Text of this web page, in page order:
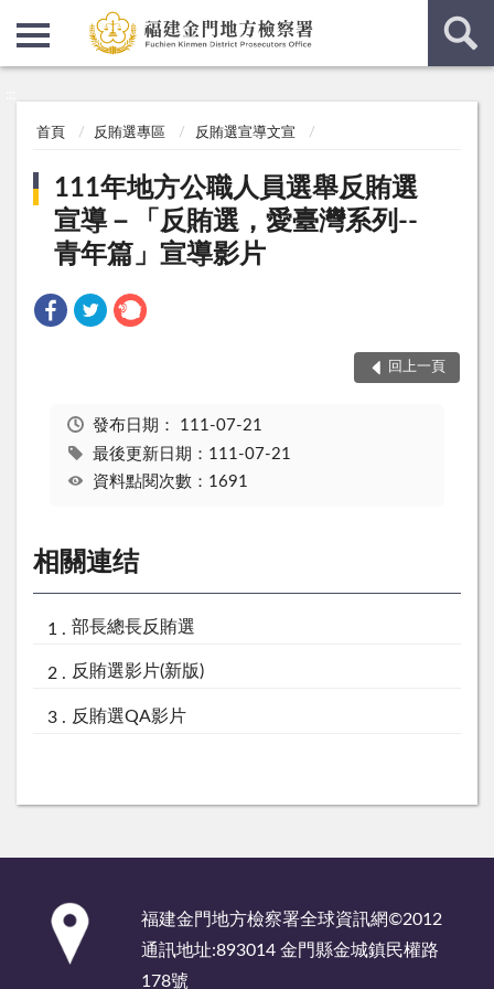
首頁 反賄選專區 反賄選宣導文宣
111年地方公職人員選舉反賄選
宣導－「反賄選，愛臺灣系列--
青年篇」宣導影片
回上一頁
發布日期： 111-07-21
最後更新日期：111-07-21
資料點閱次數：1691
相關連结
部長總長反賄選
反賄選影片(新版)
反賄選QA影片
福建金門地方檢察署全球資訊網©2012
通訊地址:893014 金門縣金城鎮民權路
178號